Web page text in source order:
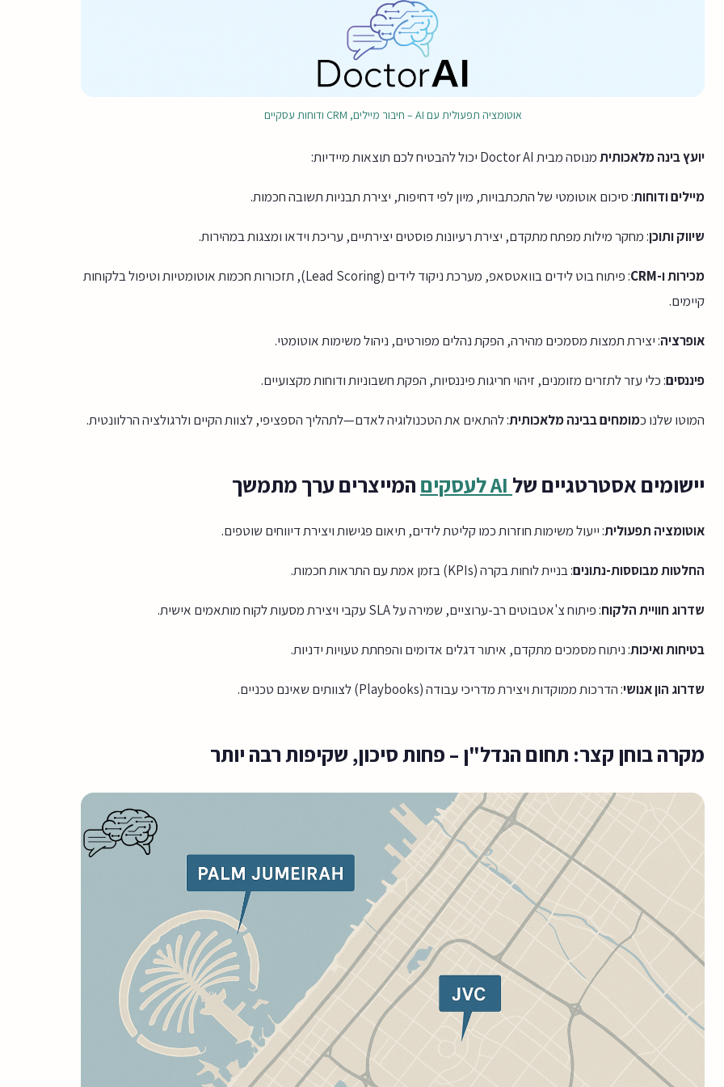
אוטומציה תפעולית עם AI – חיבור מיילים, CRM ודוחות עסקיים
יועץ בינה מלאכותיתמנוסה מבית Doctor AI יכול להבטיח לכם תוצאות מיידיות:
מיילים ודוחות: סיכום אוטומטי של התכתבויות, מיון לפי דחיפות, יצירת תבניות תשובה חכמות.
שיווק ותוכן: מחקר מילות מפתח מתקדם, יצירת רעיונות פוסטים יצירתיים, עריכת וידאו ומצגות במהירות.
מכירות ו-CRM
: פיתוח בוט לידים בוואטסאפ, מערכת ניקוד לידים (Lead Scoring), תזכורות חכמות אוטומטיות וטיפול בלקוחות
קיימים.
אופרציה: יצירת תמצות מסמכים מהירה, הפקת נהלים מפורטים, ניהול משימות אוטומטי.
פיננסים: כלי עזר לתזרים מזומנים, זיהוי חריגות פיננסיות, הפקת חשבוניות ודוחות מקצועיים.
המוטו שלנו כמומחים בבינה מלאכותית: להתאים את הטכנולוגיה לאדם—לתהליך הספציפי, לצוות הקיים ולרגולציה הרלוונטית.
יישומים אסטרטגיים של המייצרים ערך מתמשך
אוטומציה תפעולית: ייעול משימות חוזרות כמו קליטת לידים, תיאום פגישות ויצירת דיווחים שוטפים.
החלטות מבוססות-נתונים: בניית לוחות בקרה (KPIs) בזמן אמת עם התראות חכמות.
שדרוג חוויית הלקוח: פיתוח צ'אטבוטים רב-ערוציים, שמירה על SLA עקבי ויצירת מסעות לקוח מותאמים אישית.
בטיחות ואיכות: ניתוח מסמכים מתקדם, איתור דגלים אדומים והפחתת טעויות ידניות.
שדרוג הון אנושי: הדרכות ממוקדות ויצירת מדריכי עבודה (Playbooks) לצוותים שאינם טכניים.
מקרה בוחן קצר: תחום הנדל"ן – פחות סיכון, שקיפות רבה יותר